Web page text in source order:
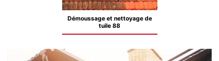
Démoussage et nettoyage de
tuile 88